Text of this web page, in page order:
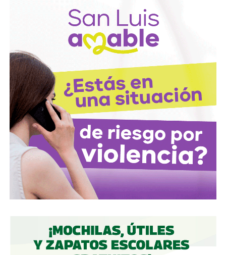
contra el Leicester City: la afición rival lo abucheó en cada
su primo José Ardiles se
desempeñaba como piloto de caza, y acabó muriendo
en combate
sobre las islas semanas después. Fue el
primer piloto argentino en caer en la guerra. Ossie dejó
Inglaterra sin saber cuándo volvería, pero sería el primer
reflejo dela relación directa que tendría la pelota con
las secuelas de las Malvinas.
La derrota en la guerra fue devastadora para un
pueblo que, similar a lo que aconteció en el Mundial
de 1978, recurrió al futbol para buscar la alegría que
la actualidad nacional le quitaba